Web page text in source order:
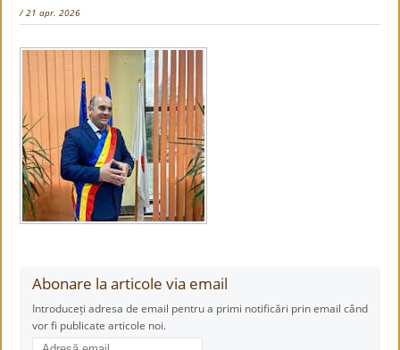
/ 21 apr. 2026
Abonare la articole via email
Introduceți adresa de email pentru a primi notificări prin email când
vor fi publicate articole noi.
Adresă